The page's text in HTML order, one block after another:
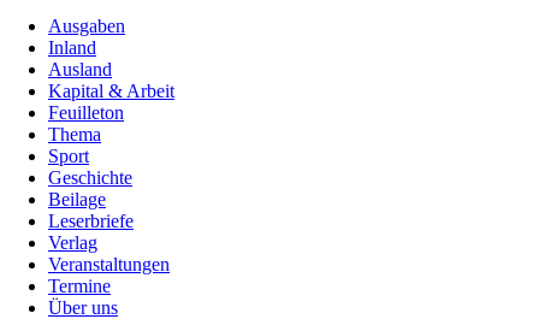
Ausgaben
Inland
Ausland
Kapital & Arbeit
Feuilleton
Thema
Sport
Geschichte
Beilage
Leserbriefe
Verlag
Veranstaltungen
Termine
Über uns